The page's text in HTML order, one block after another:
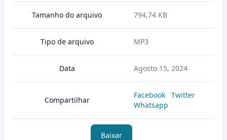
Tamanho do arquivo 794,74 KB
Tipo de arquivo MP3
Data Agosto 15, 2024
Compartilhar
Facebook
Twitter
Whatsapp
Baixar